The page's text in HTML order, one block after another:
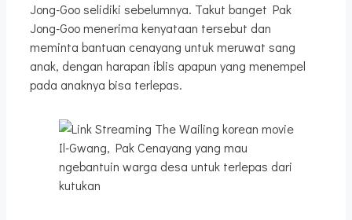
Jong-Goo selidiki sebelumnya. Takut banget Pak
Jong-Goo menerima kenyataan tersebut dan
meminta bantuan cenayang untuk meruwat sang
anak, dengan harapan iblis apapun yang menempel
pada anaknya bisa terlepas.
Il-Gwang, Pak Cenayang yang mau
ngebantuin warga desa untuk terlepas dari
kutukan